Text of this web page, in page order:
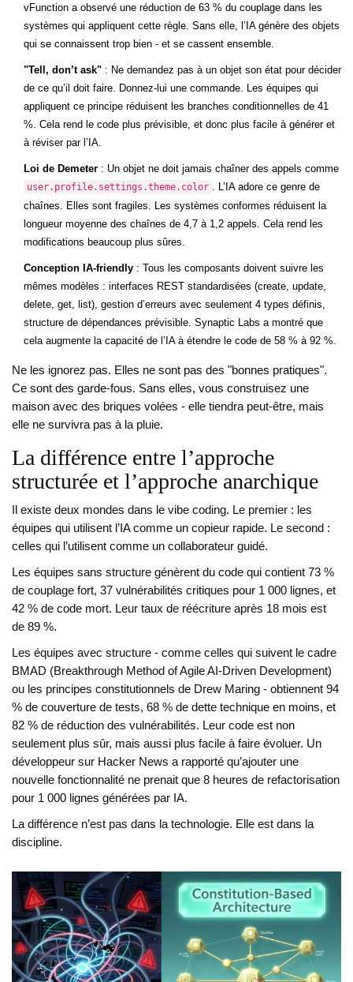
vFunction a observé une réduction de 63 % du couplage dans les
systèmes qui appliquent cette règle. Sans elle, l’IA génère des objets
qui se connaissent trop bien - et se cassent ensemble.
"Tell, don’t ask" : Ne demandez pas à un objet son état pour décider
de ce qu’il doit faire. Donnez-lui une commande. Les équipes qui
appliquent ce principe réduisent les branches conditionnelles de 41
%. Cela rend le code plus prévisible, et donc plus facile à générer et
à réviser par l’IA.
Loi de Demeter : Un objet ne doit jamais chaîner des appels comme
user.profile.settings.theme.color . L’IA adore ce genre de
chaînes. Elles sont fragiles. Les systèmes conformes réduisent la
longueur moyenne des chaînes de 4,7 à 1,2 appels. Cela rend les
modifications beaucoup plus sûres.
Conception IA-friendly : Tous les composants doivent suivre les
mêmes modèles : interfaces REST standardisées (create, update,
delete, get, list), gestion d’erreurs avec seulement 4 types définis,
structure de dépendances prévisible. Synaptic Labs a montré que
cela augmente la capacité de l’IA à étendre le code de 58 % à 92 %.
Ne les ignorez pas. Elles ne sont pas des "bonnes pratiques".
Ce sont des garde-fous. Sans elles, vous construisez une
maison avec des briques volées - elle tiendra peut-être, mais
elle ne survivra pas à la pluie.
La différence entre l’approche
structurée et l’approche anarchique
Il existe deux mondes dans le vibe coding. Le premier : les
équipes qui utilisent l’IA comme un copieur rapide. Le second :
celles qui l’utilisent comme un collaborateur guidé.
Les équipes sans structure génèrent du code qui contient 73 %
de couplage fort, 37 vulnérabilités critiques pour 1 000 lignes, et
42 % de code mort. Leur taux de réécriture après 18 mois est
de 89 %.
Les équipes avec structure - comme celles qui suivent le cadre
BMAD (Breakthrough Method of Agile AI-Driven Development)
ou les principes constitutionnels de Drew Maring - obtiennent 94
% de couverture de tests, 68 % de dette technique en moins, et
82 % de réduction des vulnérabilités. Leur code est non
seulement plus sûr, mais aussi plus facile à faire évoluer. Un
développeur sur Hacker News a rapporté qu’ajouter une
nouvelle fonctionnalité ne prenait que 8 heures de refactorisation
pour 1 000 lignes générées par IA.
La différence n’est pas dans la technologie. Elle est dans la
discipline.